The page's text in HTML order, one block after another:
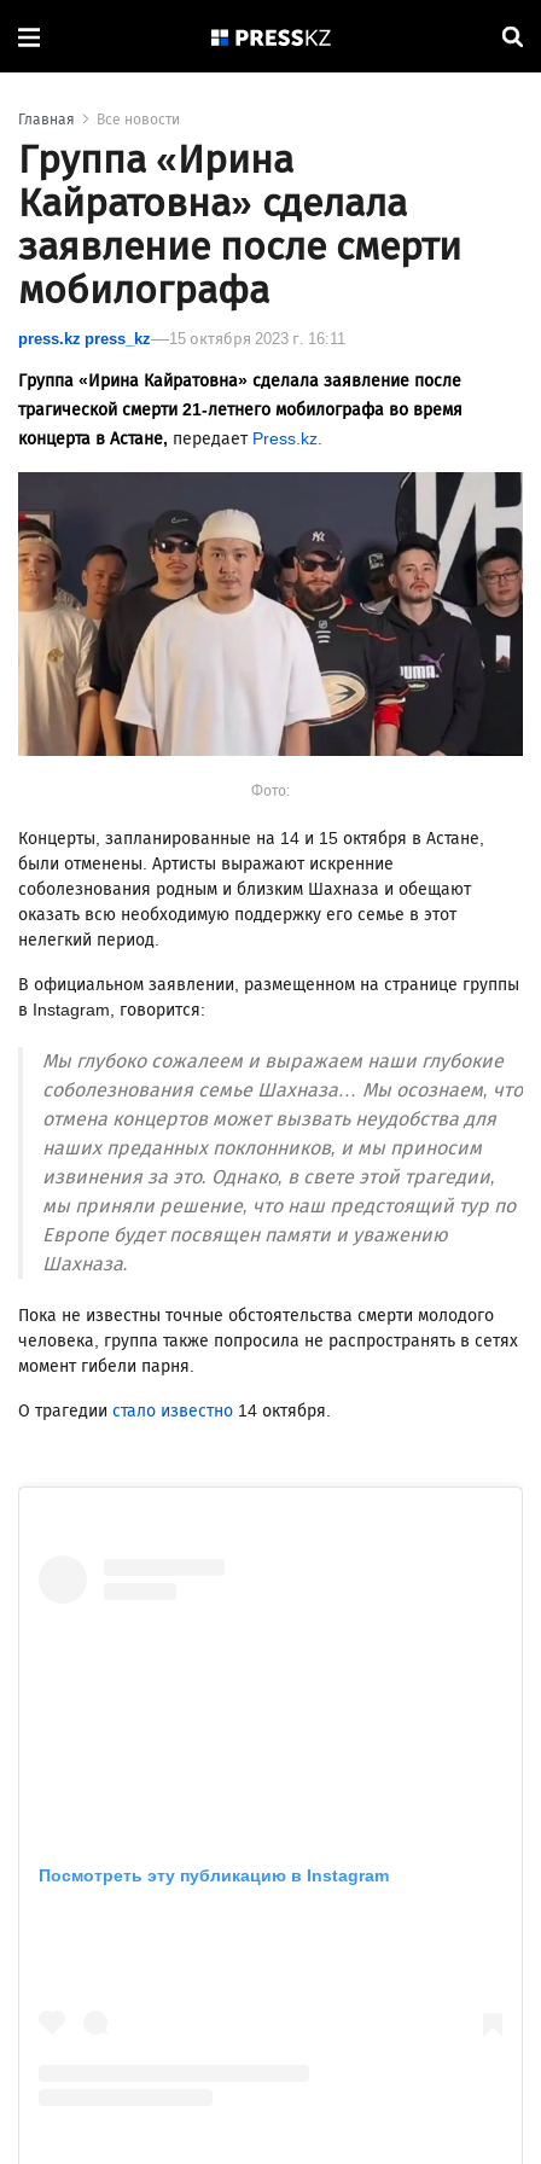
Главная Все новости
Группа «Ирина
Кайратовна» сделала
заявление после смерти
мобилографа
press.kz press_kz 15 октября 2023 г. 16:11
Группа «Ирина Кайратовна» сделала заявление после
трагической смерти 21-летнего мобилографа во время
концерта в Астане, передает Press.kz.
Фото:
Концерты, запланированные на 14 и 15 октября в Астане,
были отменены. Артисты выражают искренние
соболезнования родным и близким Шахназа и обещают
оказать всю необходимую поддержку его семье в этот
нелегкий период.
В официальном заявлении, размещенном на странице группы
в Instagram, говорится:
Мы глубоко сожалеем и выражаем наши глубокие
соболезнования семье Шахназа… Мы осознаем, что
отмена концертов может вызвать неудобства для
наших преданных поклонников, и мы приносим
извинения за это. Однако, в свете этой трагедии,
мы приняли решение, что наш предстоящий тур по
Европе будет посвящен памяти и уважению
Шахназа.
Пока не известны точные обстоятельства смерти молодого
человека, группа также попросила не распространять в сетях
момент гибели парня.
О трагедии стало известно 14 октября.
Посмотреть эту публикацию в Instagram